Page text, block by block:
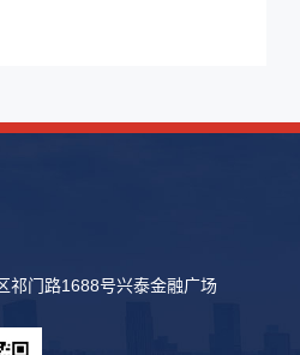
祁门路1688号兴泰金融广场